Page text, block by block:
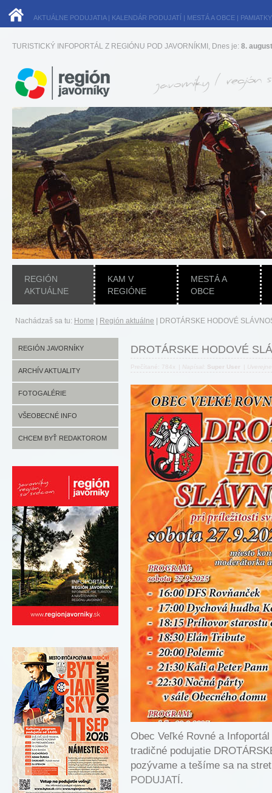
AKTUÁLNE PODUJATIA| KALENDÁR PODUJATÍ | MESTÁ A OBCE | PAMIATKY
TURISTICKÝ INFOPORTÁL Z REGIÓNU POD JAVORNÍKMI, Dnes je: 8.
REGIÓN
AKTUÁLNE
KAM V
REGIÓNE
MESTÁ A
OBCE
Nachádzaš sa tu: Home Región aktuálne DROTÁRSKE HODOVÉ
REGIÓN JAVORNÍKY
ARCHÍV AKTUALITY
FOTOGALÉRIE
VŠEOBECNÉ INFO
CHCEM BYŤ REDAKTOROM
DROTÁRSKE HODOVÉ
Prečítané: 784x Napísal: Super User
Obec Veľké Rovné a
tradičné podujatie
pozývame a tešíme sa na
PODUJATÍ.